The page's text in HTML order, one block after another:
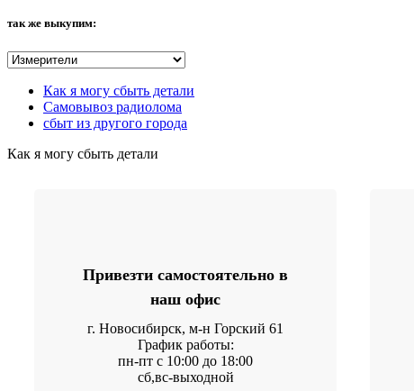
так же выкупим:
Как я могу сбыть детали
Самовывоз радиолома
сбыт из другого города
Как я могу сбыть детали
Привезти самостоятельно в
наш офис
г. Новосибирск, м-н Горский 61
График работы:
пн-пт с 10:00 до 18:00
сб,вс-выходной